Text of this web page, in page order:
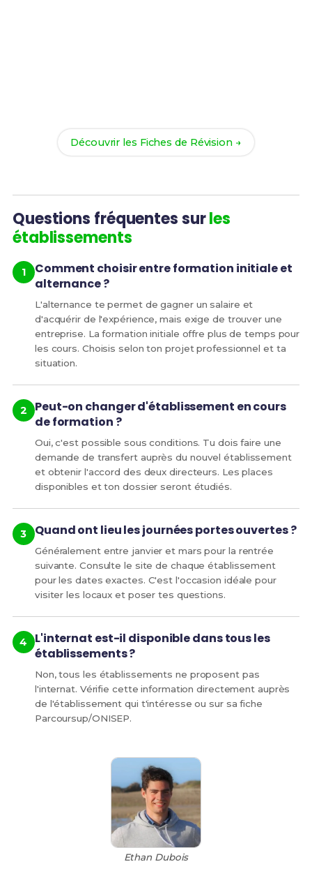
Découvrir les Fiches de Révision →
Questions fréquentes surles
établissements
Comment choisir entre formation initiale et
alternance ?
L'alternance te permet de gagner un salaire et
d'acquérir de l'expérience, mais exige de trouver une
entreprise. La formation initiale offre plus de temps pour
les cours. Choisis selon ton projet professionnel et ta
situation.
Peut-on changer d'établissement en cours
de formation ?
Oui, c'est possible sous conditions. Tu dois faire une
demande de transfert auprès du nouvel établissement
et obtenir l'accord des deux directeurs. Les places
disponibles et ton dossier seront étudiés.
Quand ont lieu les journées portes ouvertes ?
Généralement entre janvier et mars pour la rentrée
suivante. Consulte le site de chaque établissement
pour les dates exactes. C'est l'occasion idéale pour
visiter les locaux et poser tes questions.
L'internat est-il disponible dans tous les
établissements ?
Non, tous les établissements ne proposent pas
l'internat. Vérifie cette information directement auprès
de l'établissement qui t'intéresse ou sur sa fiche
Parcoursup/ONISEP.
Ethan Dubois